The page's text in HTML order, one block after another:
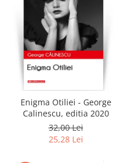
Enigma Otiliei - George
Calinescu, editia 2020
32,00 Lei
25,28 Lei